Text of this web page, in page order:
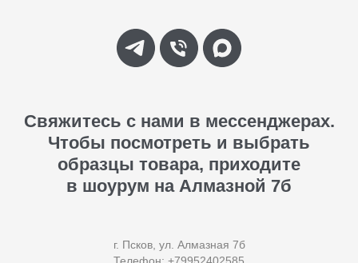
Свяжитесь с нами в мессенджерах.
Чтобы посмотреть и выбрать
образцы товара, приходите
в шоурум на Алмазной 7б
г. Псков, ул. Алмазная 7б
Телефон: +79952402585